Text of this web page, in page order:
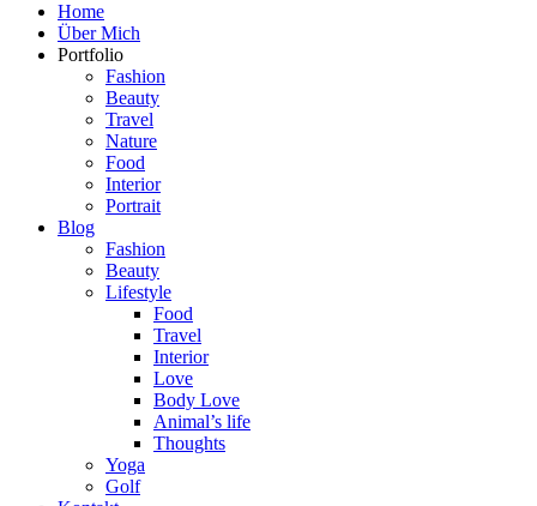
Home
Über Mich
Portfolio
Fashion
Beauty
Travel
Nature
Food
Interior
Portrait
Blog
Fashion
Beauty
Lifestyle
Food
Travel
Interior
Love
Body Love
Animal’s life
Thoughts
Yoga
Golf